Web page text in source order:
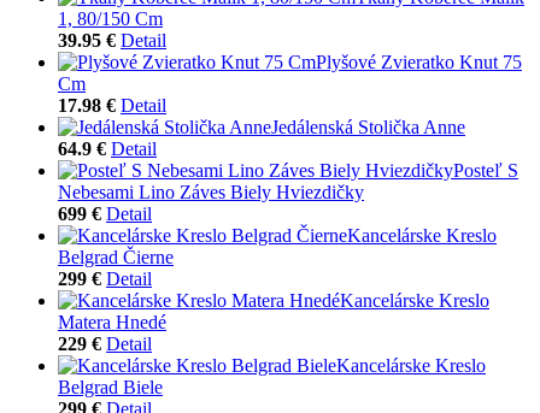
1, 80/150 Cm
39.95 € Detail
Plyšové Zvieratko Knut 75
Cm
17.98 € Detail
Jedálenská Stolička Anne
64.9 € Detail
Posteľ S
Nebesami Lino Záves Biely Hviezdičky
699 € Detail
Kancelárske Kreslo
Belgrad Čierne
299 € Detail
Kancelárske Kreslo
Matera Hnedé
229 € Detail
Kancelárske Kreslo
Belgrad Biele
299 € Detail